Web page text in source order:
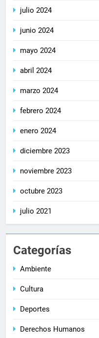
julio 2024
junio 2024
mayo 2024
abril 2024
marzo 2024
febrero 2024
enero 2024
diciembre 2023
noviembre 2023
octubre 2023
julio 2021
Categorías
Ambiente
Cultura
Deportes
Derechos Humanos